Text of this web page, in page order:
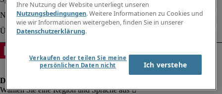
Ihre Nutzung der Website unterliegt unseren
Nutzungsbedingungen. Weitere Informationen zu Cookies und
wie wir Informationen weitergeben, finden Sie in unserer
Datenschutzerklärung.
Verkaufen oder teilen Sie meine
persönlichen Daten nicht
Ich verstehe